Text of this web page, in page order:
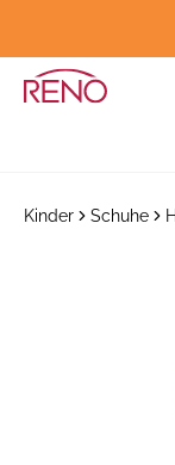
Kinder Schuhe